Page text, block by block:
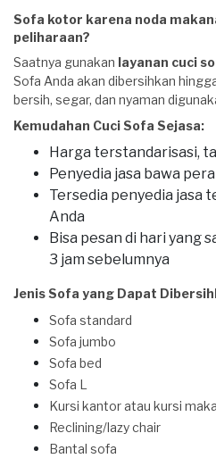
Sofa kotor karena noda
peliharaan?
Saatnya gunakan layanan cuci
Sofa Anda akan dibersihkan
bersih, segar, dan nyaman
Kemudahan Cuci Sofa Sejasa:
Harga terstandarisasi,
Penyedia jasa bawa
Tersedia penyedia jasa
Anda
Bisa pesan di hari yang
3 jam sebelumnya
Jenis Sofa yang Dapat
Sofa standard
Sofa jumbo
Sofa bed
Sofa L
Kursi kantor atau kursi
Reclining/lazy chair
Bantal sofa